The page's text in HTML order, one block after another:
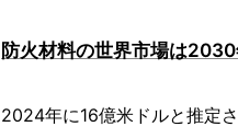
防火材料の世界市場は
2024年に16億米ドルと推定